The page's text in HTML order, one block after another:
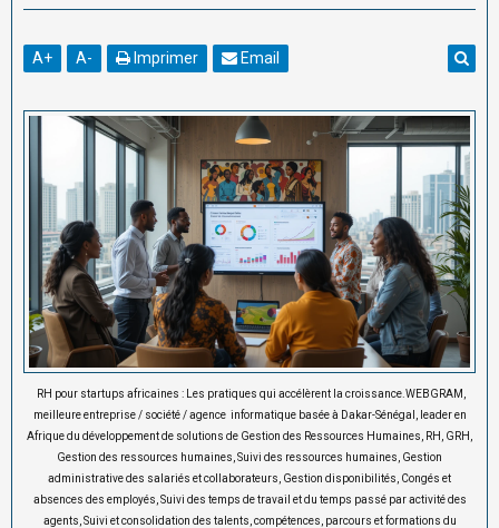
A+ A- Imprimer Email
RH pour startups africaines : Les pratiques qui accélèrent la croissance.WEBGRAM,
meilleure entreprise / société / agence informatique basée à Dakar-Sénégal, leader en
Afrique du développement de solutions de Gestion des Ressources Humaines, RH, GRH,
Gestion des ressources humaines, Suivi des ressources humaines, Gestion
administrative des salariés et collaborateurs, Gestion disponibilités, Congés et
absences des employés, Suivi des temps de travail et du temps passé par activité des
agents, Suivi et consolidation des talents, compétences, parcours et formations du